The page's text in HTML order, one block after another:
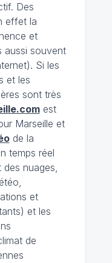
Des
effet la
et
aussi souvent
Si les
et les
sont très
est
Marseille et
de la
temps réel
des nuages,
et
et les
de